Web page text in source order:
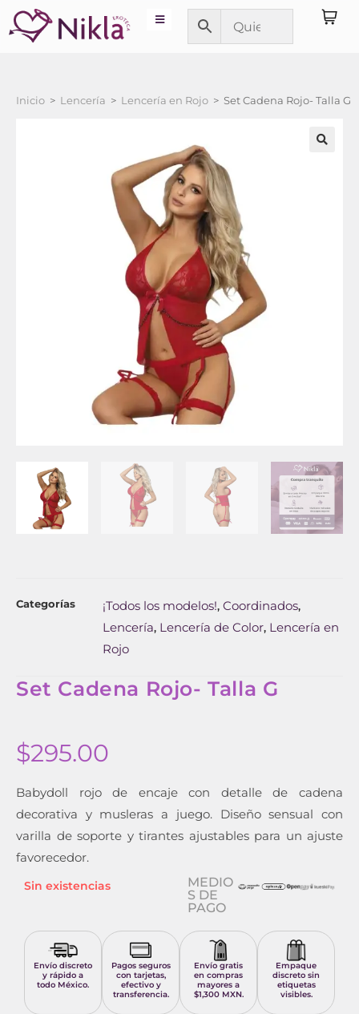
Inicio > Lencería > Lencería en Rojo > Set Cadena Rojo- Talla G
Categorías ¡Todos los modelos!, Coordinados,
Lencería, Lencería de Color, Lencería en
Rojo
Set Cadena Rojo- Talla G
$295.00
Babydoll rojo de encaje con detalle de cadena
decorativa y musleras a juego. Diseño sensual con
varilla de soporte y tirantes ajustables para un ajuste
favorecedor.
Sin existencias
MEDIO
S DE
PAGO
Envío discreto
y rápido a
todo México.
Pagos seguros
con tarjetas,
efectivo y
transferencia.
Envío gratis
en compras
mayores a
$1,300 MXN.
Empaque
discreto sin
etiquetas
visibles.